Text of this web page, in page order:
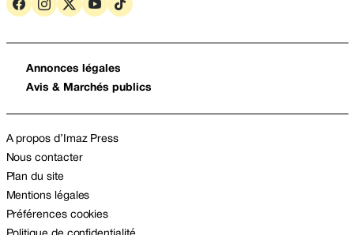
Annonces légales
Avis & Marchés publics
A propos d’Imaz Press
Nous contacter
Plan du site
Mentions légales
Préférences cookies